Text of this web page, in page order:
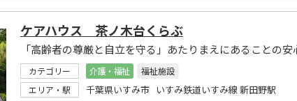
ケアハウス 茶ノ木台くらぶ
カテゴリー 介護・福祉
福祉施設
エリア・駅
千葉県いすみ市 いすみ鉄道いすみ線 新田野駅